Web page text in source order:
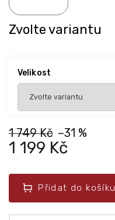
1 749 Kč –31 %
1 199 Kč
Zvolte variantu
Velikost
Přidat do košíku